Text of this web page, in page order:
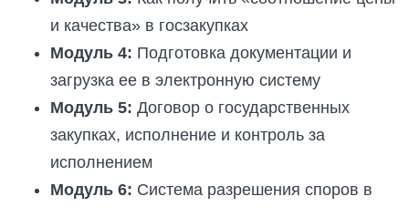
и качества» в госзакупках
Модуль 4: Подготовка документации и
загрузка ее в электронную систему
Модуль 5: Договор о государственных
закупках, исполнение и контроль за
исполнением
Модуль 6: Система разрешения споров в